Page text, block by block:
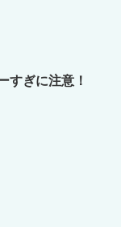
すぎに注意！